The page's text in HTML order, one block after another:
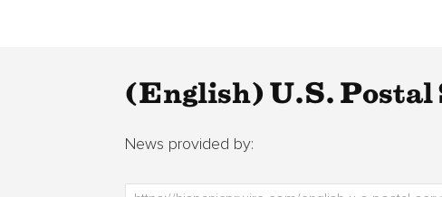
(English) U.S. Postal
News provided by: